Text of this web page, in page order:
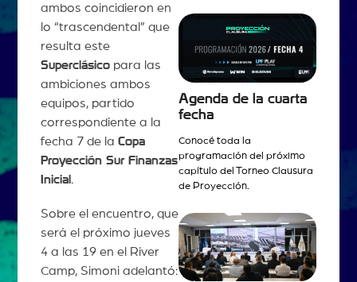
ambos coincidieron en
lo “trascendental” que
resulta este
Superclásicopara las
ambiciones ambos
equipos, partido
correspondiente a la
fecha 7 de la Copa
Proyección Sur Finanzas
Inicial .
Sobre el encuentro, que
será el próximo jueves
4 a las 19 en el River
Camp, Simoni adelantó:
Agenda de la cuarta
fecha
Conocé toda la
programación del próximo
capítulo del Torneo Clausura
de Proyección.